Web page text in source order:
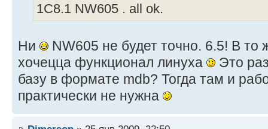
1C8.1 NW605 . all ok.
Ни
NW605 не будет точно. 6.5! В то
хочецца функционал линуха
Это
базу в формате mdb? Тогда там и
практически не нужна